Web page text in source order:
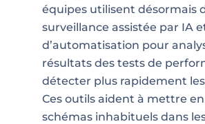
équipes utilisent désormais
surveillance assistée par IA
d’automatisation pour
résultats des tests de
détecter plus rapidement
Ces outils aident à mettre
schémas inhabituels dans